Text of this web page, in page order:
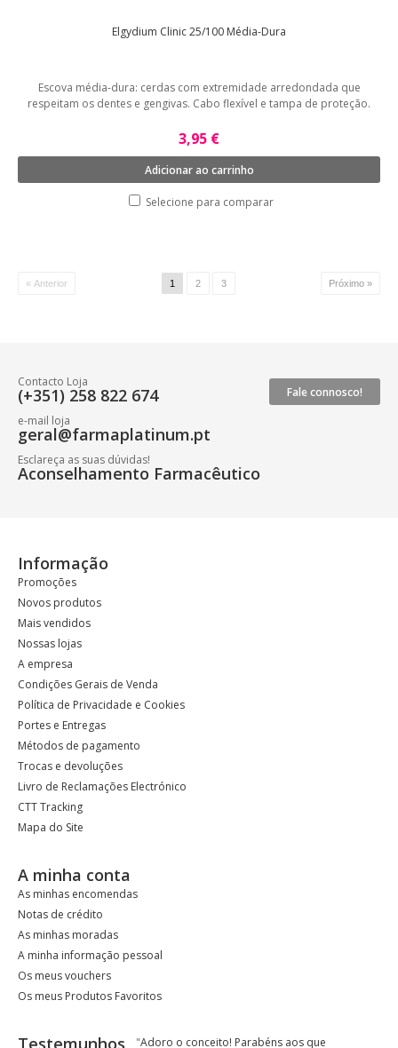
Elgydium Clinic 25/100 Média-Dura
Escova média-dura: cerdas com extremidade arredondada que
respeitam os dentes e gengivas. Cabo flexível e tampa de proteção.
3,95 €
Adicionar ao carrinho
Selecione para comparar
« Anterior 1 2 3 Próximo »
Fale connosco!
Contacto Loja
(+351) 258 822 674
e-mail loja
geral@farmaplatinum.pt
Esclareça as suas dúvidas!
Aconselhamento Farmacêutico
Informação
Promoções
Novos produtos
Mais vendidos
Nossas lojas
A empresa
Condições Gerais de Venda
Política de Privacidade e Cookies
Portes e Entregas
Métodos de pagamento
Trocas e devoluções
Livro de Reclamações Electrónico
CTT Tracking
Mapa do Site
A minha conta
As minhas encomendas
Notas de crédito
As minhas moradas
A minha informação pessoal
Os meus vouchers
Os meus Produtos Favoritos
Testemunhos "Adoro o conceito! Parabéns aos que